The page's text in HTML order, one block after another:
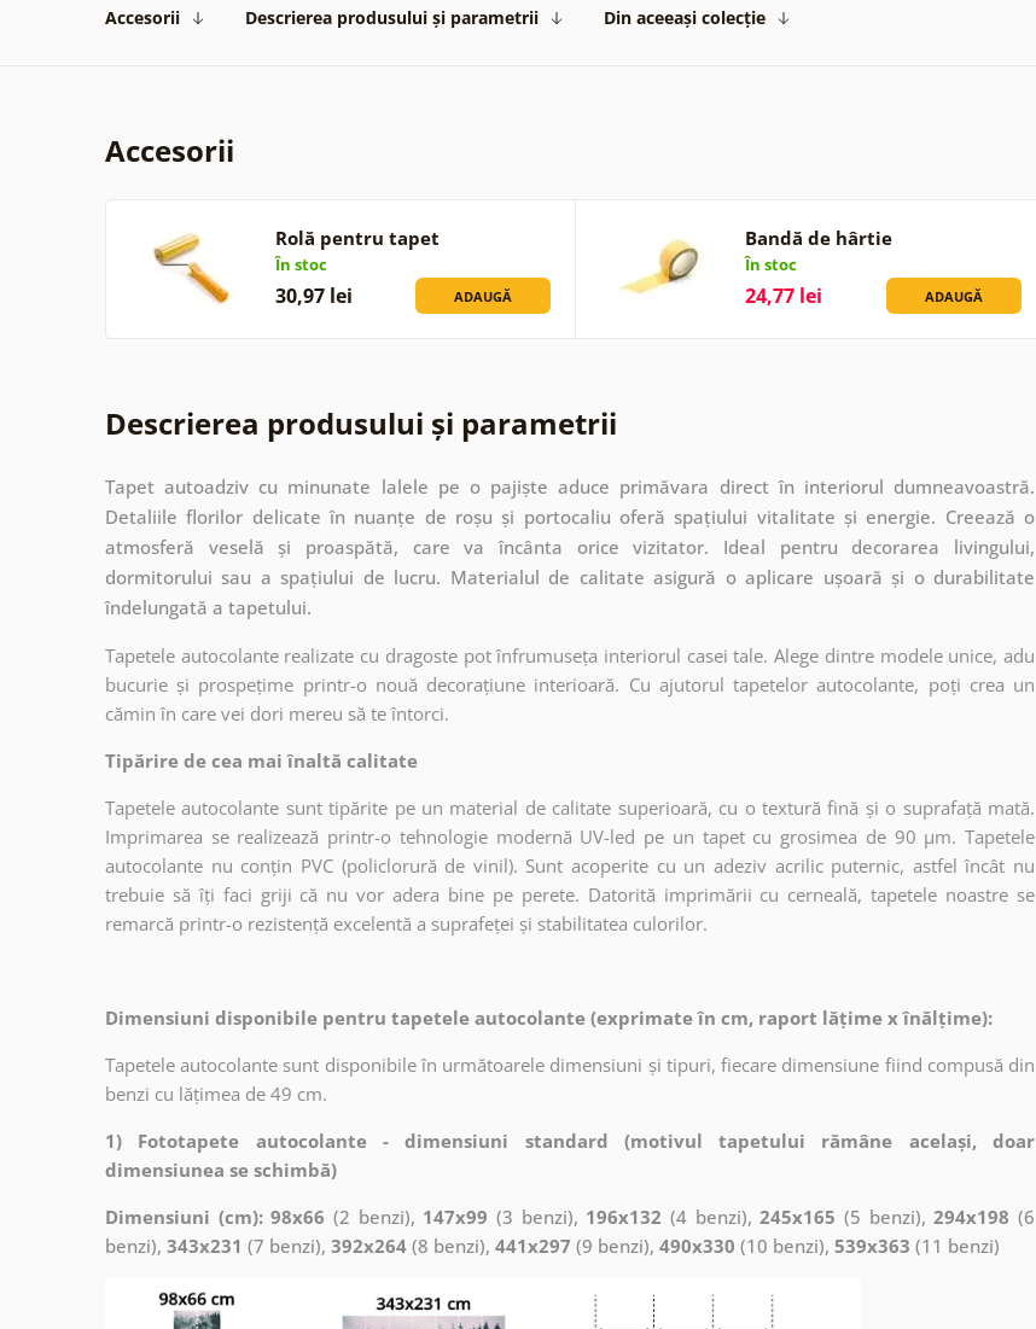
Accesorii Descrierea produsului și parametrii Din aceeași colecție
Accesorii
Rolă pentru tapet
În stoc
30,97 lei ADAUGĂ
Bandă de hârtie
În stoc
24,77 lei ADAUGĂ
Descrierea produsului și parametrii
Tapet autoadziv cu minunate lalele pe o pajiște aduce primăvara direct în interiorul dumneavoastră.
Detaliile florilor delicate în nuanțe de roșu și portocaliu oferă spațiului vitalitate și energie. Creează o
atmosferă veselă și proaspătă, care va încânta orice vizitator. Ideal pentru decorarea livingului,
dormitorului sau a spațiului de lucru. Materialul de calitate asigură o aplicare ușoară și o durabilitate
îndelungată a tapetului.
Tapetele autocolante realizate cu dragoste pot înfrumuseța interiorul casei tale. Alege dintre modele unice, adu
bucurie și prospețime printr-o nouă decorațiune interioară. Cu ajutorul tapetelor autocolante, poți crea un
cămin în care vei dori mereu să te întorci.
Tipărire de cea mai înaltă calitate
Tapetele autocolante sunt tipărite pe un material de calitate superioară, cu o textură fină și o suprafață mată.
Imprimarea se realizează printr-o tehnologie modernă UV-led pe un tapet cu grosimea de 90 µm. Tapetele
autocolante nu conțin PVC (policlorură de vinil). Sunt acoperite cu un adeziv acrilic puternic, astfel încât nu
trebuie să îți faci griji că nu vor adera bine pe perete. Datorită imprimării cu cerneală, tapetele noastre se
remarcă printr-o rezistență excelentă a suprafeței și stabilitatea culorilor.
Dimensiuni disponibile pentru tapetele autocolante (exprimate în cm, raport lățime x înălțime):
Tapetele autocolante sunt disponibile în următoarele dimensiuni și tipuri, fiecare dimensiune fiind compusă din
benzi cu lățimea de 49 cm.
1) Fototapete autocolante - dimensiuni standard (motivul tapetului rămâne același, doar
dimensiunea se schimbă)
Dimensiuni (cm): 98x66 (2 benzi), 147x99 (3 benzi), 196x132 (4 benzi),245x165 (5 benzi),294x198 (6
benzi), 343x231 (7 benzi), 392x264 (8 benzi), 441x297 (9 benzi), 490x330 (10 benzi), 539x363 (11 benzi)